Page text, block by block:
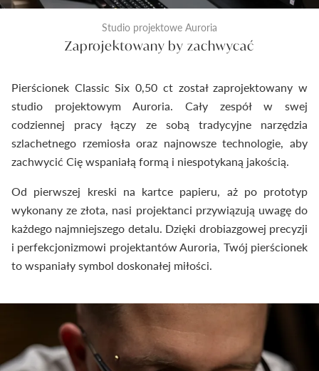
Studio projektowe Auroria
Zaprojektowany by zachwycać
Pierścionek Classic Six 0,50 ct został zaprojektowany w
studio projektowym Auroria. Cały zespół w swej
codziennej pracy łączy ze sobą tradycyjne narzędzia
szlachetnego rzemiosła oraz najnowsze technologie, aby
zachwycić Cię wspaniałą formą i niespotykaną jakością.
Od pierwszej kreski na kartce papieru, aż po prototyp
wykonany ze złota, nasi projektanci przywiązują uwagę do
każdego najmniejszego detalu. Dzięki drobiazgowej precyzji
i perfekcjonizmowi projektantów Auroria, Twój pierścionek
to wspaniały symbol doskonałej miłości.